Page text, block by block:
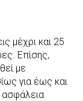
μέχρι και 25
Επίσης,
με
για έως και
ασφάλεια